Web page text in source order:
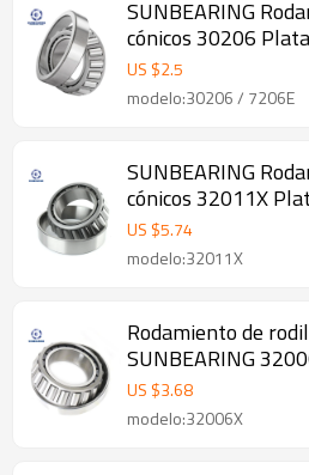
SUNBEARING
cónicos 30206
Acero al cromo
US $2.5
modelo:30206 / 7206E
SUNBEARING
cónicos 32011X
Acero al cromo
US $5.74
modelo:32011X
Rodamiento de
SUNBEARING
mm Acero cromado
US $3.68
modelo:32006X